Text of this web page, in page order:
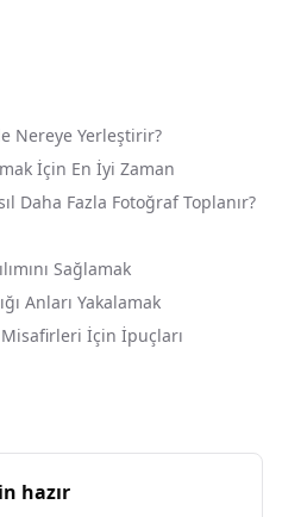
Nereye Yerleştirir?
İçin En İyi Zaman
Daha Fazla Fotoğraf Toplanır?
Sağlamak
Anları Yakalamak
İçin İpuçları
hazır